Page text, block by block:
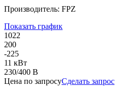
Производитель: FPZ
Показать график
1022
200
-225
11 кВт
230/400 В
Цена по запросуСделать запрос